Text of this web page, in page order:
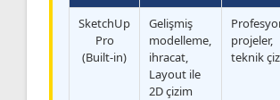
SketchUp
Pro
(Built-in)
Gelişmiş
modelleme,
ihracat,
Layout ile
2D çizim
projeler,
teknik